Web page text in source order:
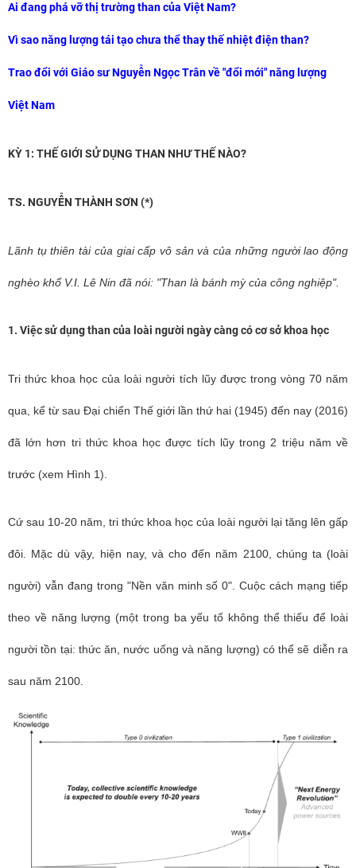
Ai đang phá vỡ thị trường than của Việt Nam?
Vì sao năng lượng tái tạo chưa thể thay thế nhiệt điện than?
Trao đổi với Giáo sư Nguyễn Ngọc Trân về "đổi mới" năng lượng
Việt Nam
KỲ 1: THẾ GIỚI SỬ DỤNG THAN NHƯ THẾ NÀO?
TS. NGUYỄN THÀNH SƠN (*)
Lãnh tụ thiên tài của giai cấp vô sản và của những người lao động
nghèo khổ V.I. Lê Nin đã nói: "Than là bánh mỳ của công nghiệp".
1. Việc sử dụng than của loài người ngày càng có cơ sở khoa học
Tri thức khoa học của loài người tích lũy được trong vòng 70 năm
qua, kể từ sau Đại chiến Thế giới lần thứ hai (1945) đến nay (2016)
đã lớn hơn tri thức khoa học được tích lũy trong 2 triệu năm về
trước (xem Hình 1).
Cứ sau 10-20 năm, tri thức khoa học của loài người lại tăng lên gấp
đôi. Mặc dù vậy, hiện nay, và cho đến năm 2100, chúng ta (loài
người) vẫn đang trong "Nền văn minh số 0". Cuộc cách mạng tiếp
theo về năng lượng (một trong ba yếu tố không thể thiếu để loài
người tồn tại: thức ăn, nước uống và năng lượng) có thể sẽ diễn ra
sau năm 2100.